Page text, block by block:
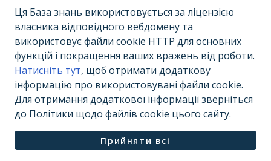
Як розпочати роботу в Netpeak Spider?
Мультидоменне сканування
Основні налаштування в Netpeak Spider
ПЗ для служби підтримки від Freshdesk
Політика
щодо файлів cookie
Ця База знань використовується за ліцензією
власника відповідного вебдомену та
використовує файли cookie HTTP для основних
функцій і покращення ваших вражень від роботи.
Натисніть тут, щоб отримати додаткову
інформацію про використовувані файли cookie.
Для отримання додаткової інформації зверніться
до Політики щодо файлів cookie цього сайту.
Прийняти всі